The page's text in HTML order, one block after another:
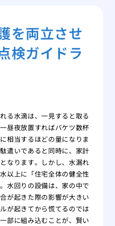
を両立させ
検ガイドラ
る水滴は、一見すると取る
昼夜放置すればバケツ数杯
相当するほどの量になりま
遣いであると同時に、家計
なります。しかし、水漏れ
以上に「住宅全体の健全性
水回りの設備は、家の中で
が起きた際の影響が大きい
が起きてから慌てるのでは
部に組み込むことが、賢い